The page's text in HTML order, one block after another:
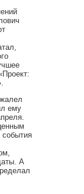
ему
события
А